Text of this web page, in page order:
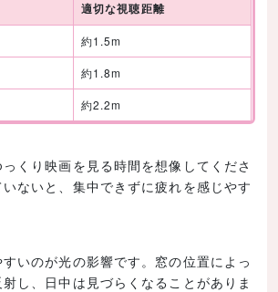
適切な視聴距離
約1.5m
約1.8m
約2.2m
くり映画を見る時間を想像してくださ
ないと、集中できずに疲れを感じやす
いのが光の影響です。窓の位置によっ
し、日中は見づらくなることがありま